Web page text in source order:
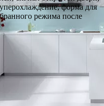
форма для
режима после